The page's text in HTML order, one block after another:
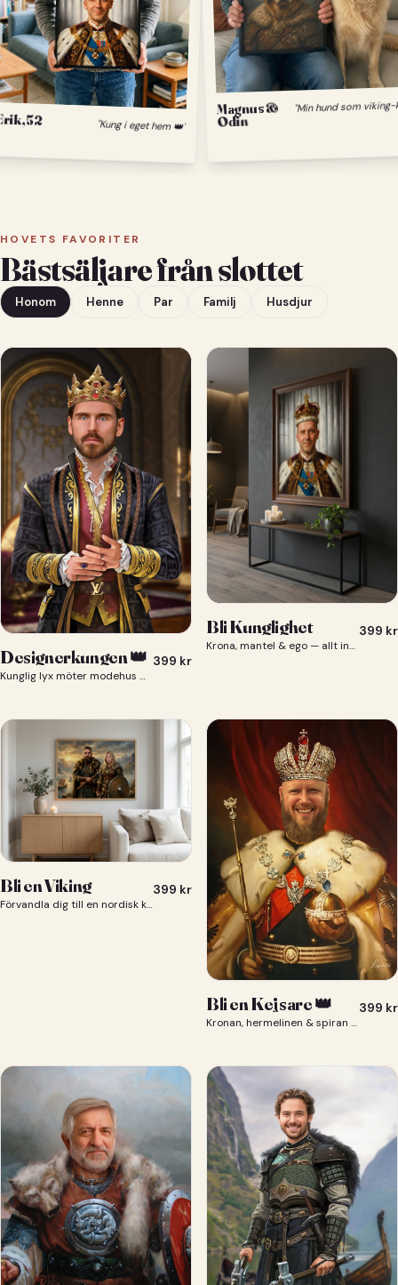
52 "Kung i eget hem 👑"
Magnus &
Odin
HOVETS FAVORITER
Bästsäljare från slottet
Honom Henne Par Familj Husdjur
Designerkungen 👑
Kunglig lyx möter modehus — du som designerkung 👑
399 kr
Bli Kunglighet
Krona, mantel & ego — allt ingår 👑
399 kr
Bli en Viking
Förvandla dig till en nordisk krigare i ett episkt vikingaporträtt.
399 kr
Bli en Kejsare 👑
Kronan, hermelinen & spiran — du som kejsare 👑
399 kr